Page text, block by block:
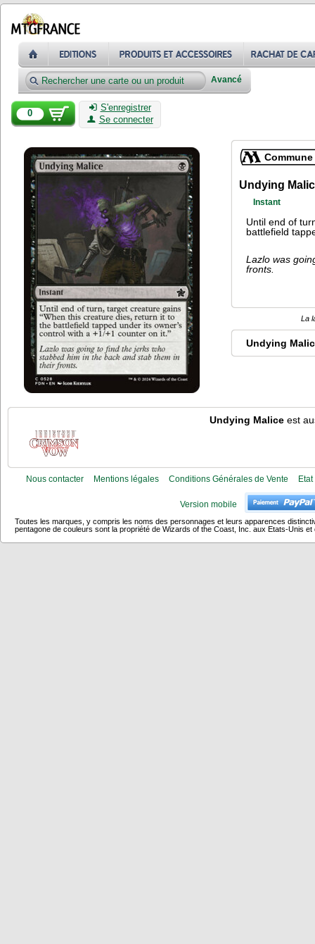
Avancé
0
S'enregistrer
Se connecter
Commune
Undying
Instant
Until end of
battlefield
Lazlo was
fronts.
La
Undying
Undying Malice est
Nous contacter Mentions légales Conditions Générales de Vente
Version mobile
Toutes les marques, y compris les noms des personnages et leurs apparences
pentagone de couleurs sont la propriété de Wizards of the Coast, Inc. aux Etats-Unis